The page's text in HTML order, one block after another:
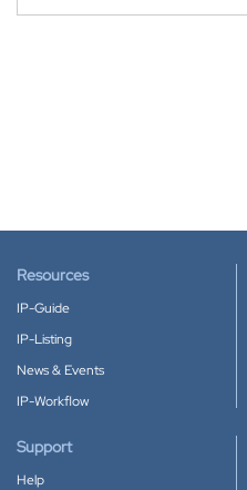
Resources
IP-Guide
IP-Listing
News & Events
IP-Workflow
Support
Help